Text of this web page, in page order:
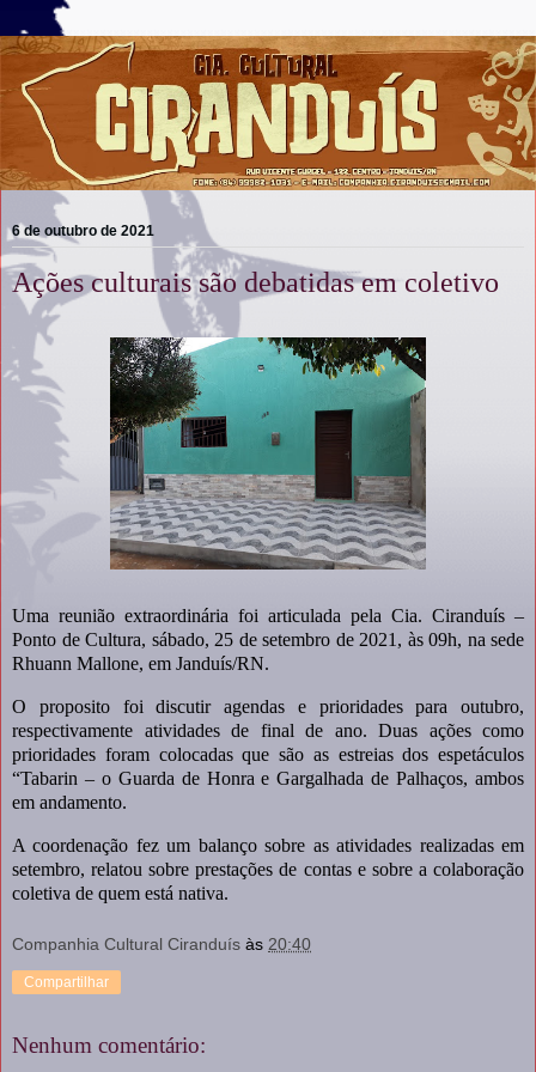
6 de outubro de 2021
Ações culturais são debatidas em coletivo
Uma reunião extraordinária foi articulada pela Cia. Ciranduís –
Ponto de Cultura, sábado, 25 de setembro de 2021, às 09h, na sede
Rhuann Mallone, em Janduís/RN.
O proposito foi discutir agendas e prioridades para outubro,
respectivamente atividades de final de ano. Duas ações como
prioridades foram colocadas que são as estreias dos espetáculos
“Tabarin – o Guarda de Honra e Gargalhada de Palhaços, ambos
em andamento.
A coordenação fez um balanço sobre as atividades realizadas em
setembro, relatou sobre prestações de contas e sobre a colaboração
coletiva de quem está nativa.
Companhia Cultural Ciranduís às 20:40
Compartilhar
Nenhum comentário: